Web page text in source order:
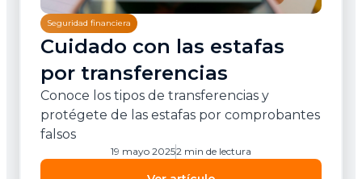
Seguridad financiera
Cuidado con las estafas
por transferencias
Conoce los tipos de transferencias y
protégete de las estafas por comprobantes
falsos
19 mayo 20252 min de lectura